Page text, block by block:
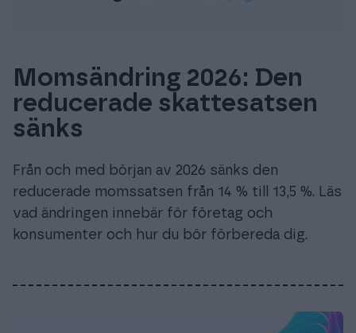
Momsändring 2026: Den
reducerade skattesatsen
sänks
Från och med början av 2026 sänks den
reducerade momssatsen från 14 % till 13,5 %. Läs
vad ändringen innebär för företag och
konsumenter och hur du bör förbereda dig.